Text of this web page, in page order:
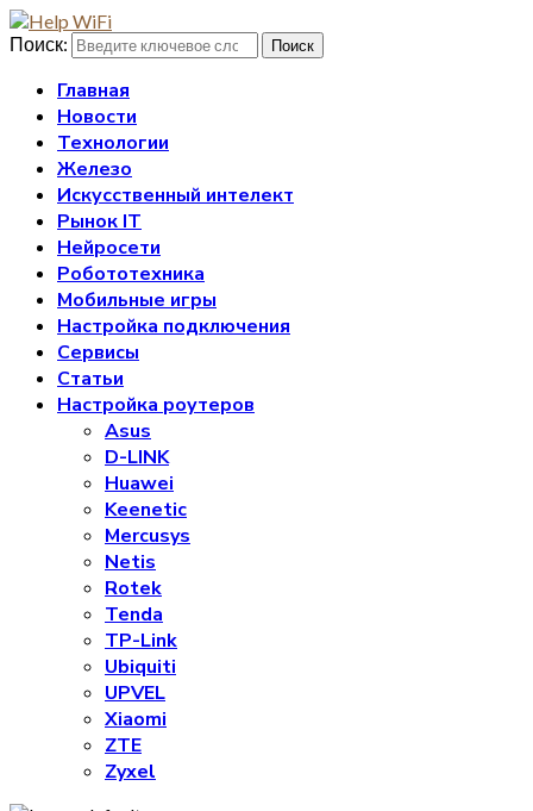
Поиск: Поиск
Главная
Новости
Технологии
Железо
Искусственный интелект
Рынок IT
Нейросети
Робототехника
Мобильные игры
Настройка подключения
Сервисы
Статьи
Настройка роутеров
Asus
D-LINK
Huawei
Keenetic
Mercusys
Netis
Rotek
Tenda
TP-Link
Ubiquiti
UPVEL
Xiaomi
ZTE
Zyxel